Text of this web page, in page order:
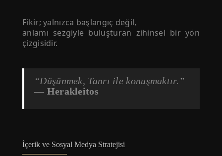
Fikir; yalnızca başlangıç değil,
anlamı sezgiyle buluşturan zihinsel bir yön
çizgisidir.
“Düşünmek, Tanrı ile konuşmaktır.”
— Herakleitos
İçerik ve Sosyal Medya Stratejisi